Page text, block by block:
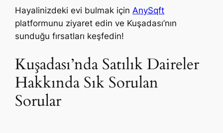
Hayalinizdeki evi bulmak için AnySqft
platformunu ziyaret edin ve Kuşadası’nın
sunduğu fırsatları keşfedin!
Kuşadası’nda Satılık Daireler
Hakkında Sık Sorulan
Sorular